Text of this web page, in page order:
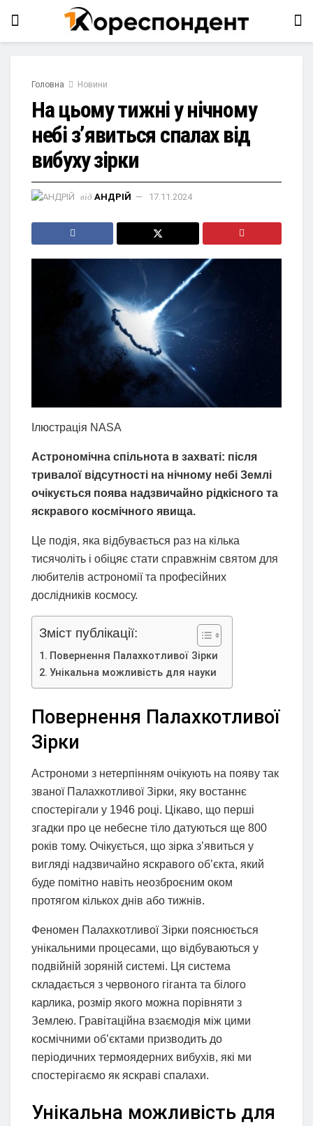
Головна Новини
На цьому тижні у нічному
небі з’явиться спалах від
вибуху зірки
від АНДРІЙ 17.11.2024
Ілюстрація NASA
Астрономічна спільнота в захваті: після
тривалої відсутності на нічному небі Землі
очікується поява надзвичайно рідкісного та
яскравого космічного явища.
Це подія, яка відбувається раз на кілька
тисячоліть і обіцяє стати справжнім святом для
любителів астрономії та професійних
дослідників космосу.
Зміст публікації:
Повернення Палахкотливої Зірки
Унікальна можливість для науки
Повернення Палахкотливої
Зірки
Астрономи з нетерпінням очікують на появу так
званої Палахкотливої Зірки, яку востаннє
спостерігали у 1946 році. Цікаво, що перші
згадки про це небесне тіло датуються ще 800
років тому. Очікується, що зірка з’явиться у
вигляді надзвичайно яскравого об’єкта, який
буде помітно навіть неозброєним оком
протягом кількох днів або тижнів.
Феномен Палахкотливої Зірки пояснюється
унікальними процесами, що відбуваються у
подвійній зоряній системі. Ця система
складається з червоного гіганта та білого
карлика, розмір якого можна порівняти з
Землею. Гравітаційна взаємодія між цими
космічними об’єктами призводить до
періодичних термоядерних вибухів, які ми
спостерігаємо як яскраві спалахи.
Унікальна можливість для